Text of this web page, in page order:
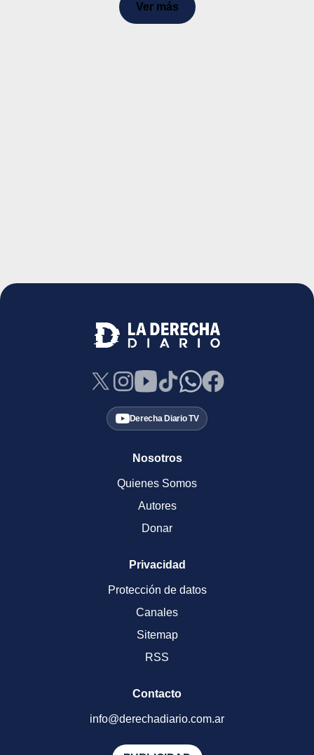
Ver más
Derecha Diario TV
Nosotros
Quienes Somos
Autores
Donar
Privacidad
Protección de datos
Canales
Sitemap
RSS
Contacto
info@derechadiario.com.ar